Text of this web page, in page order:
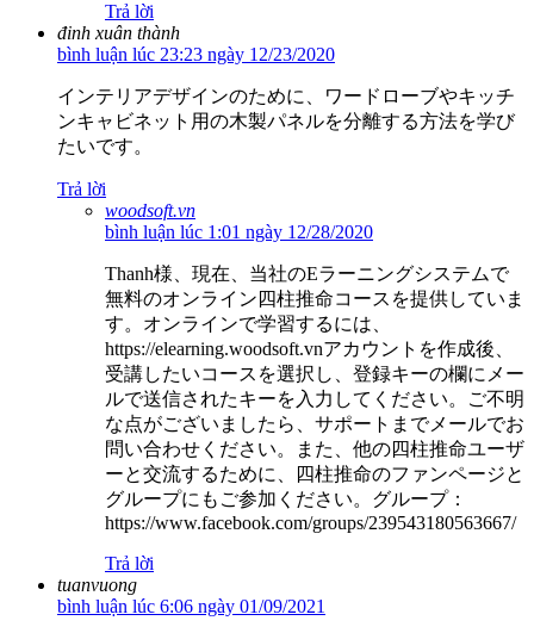
Trả lời
đinh xuân thành
bình luận lúc 23:23 ngày 12/23/2020
インテリアデザインのために、ワードローブやキッチ
ンキャビネット用の木製パネルを分離する方法を学び
たいです。
Trả lời
woodsoft.vn
bình luận lúc 1:01 ngày 12/28/2020
Thanh様、現在、当社のEラーニングシステムで
無料のオンライン四柱推命コースを提供していま
す。オンラインで学習するには、
https://elearning.woodsoft.vnアカウントを作成後、
受講したいコースを選択し、登録キーの欄にメー
ルで送信されたキーを入力してください。ご不明
な点がございましたら、サポートまでメールでお
問い合わせください。また、他の四柱推命ユーザ
ーと交流するために、四柱推命のファンページと
グループにもご参加ください。グループ：
https://www.facebook.com/groups/239543180563667/
Trả lời
tuanvuong
bình luận lúc 6:06 ngày 01/09/2021